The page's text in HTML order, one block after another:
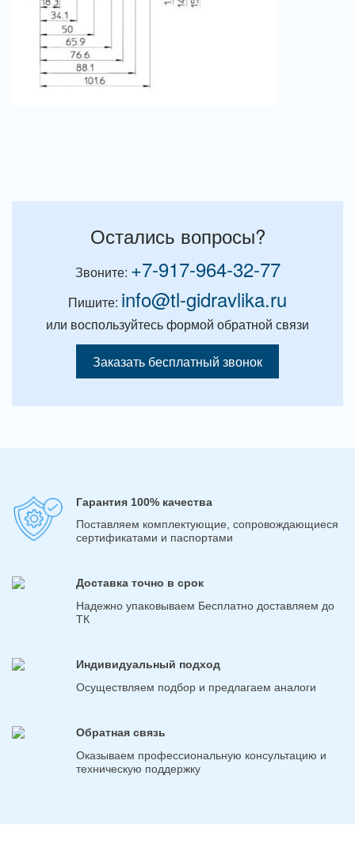
Остались вопросы?
Звоните: +7-917-964-32-77
Пишите: info@tl-gidravlika.ru
или воспользуйтесь формой обратной связи
Заказать бесплатный звонок
Гарантия 100% качества
Поставляем комплектующие, сопровождающиеся
сертификатами и паспортами
Доставка точно в срок
Надежно упаковываем Бесплатно доставляем до
ТК
Индивидуальный подход
Осуществляем подбор и предлагаем аналоги
Обратная связь
Оказываем профессиональную консультацию и
техническую поддержку